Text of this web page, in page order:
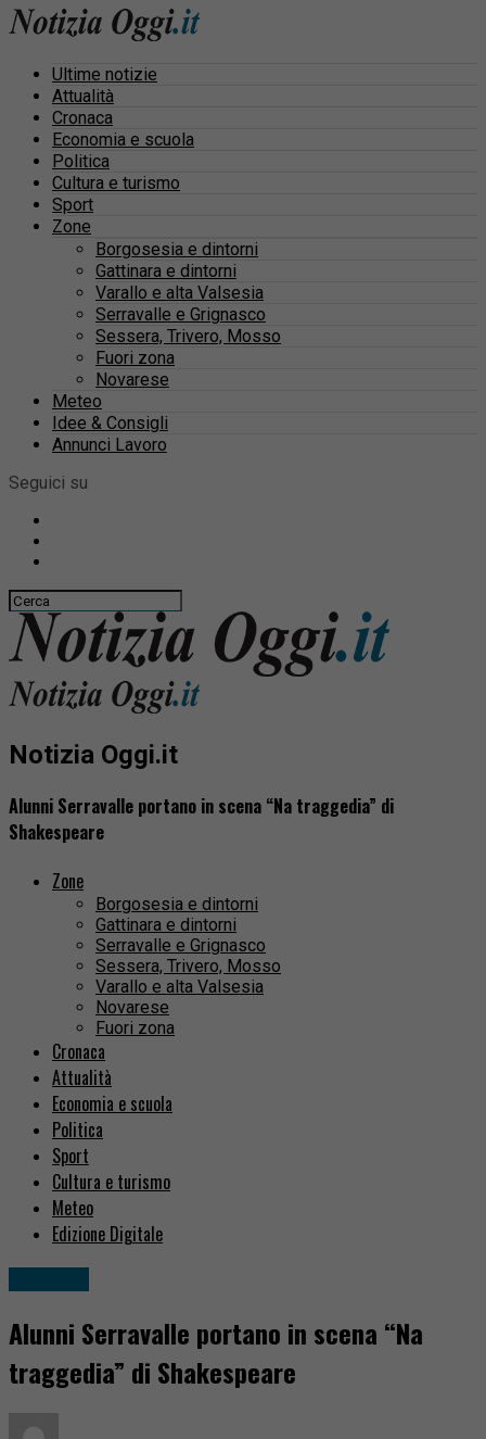
Ultime notizie
Attualità
Cronaca
Economia e scuola
Politica
Cultura e turismo
Sport
Zone
Borgosesia e dintorni
Gattinara e dintorni
Varallo e alta Valsesia
Serravalle e Grignasco
Sessera, Trivero, Mosso
Fuori zona
Novarese
Meteo
Idee & Consigli
Annunci Lavoro
Seguici su
Notizia Oggi.it
Alunni Serravalle portano in scena “Na traggedia” di
Shakespeare
Zone
Borgosesia e dintorni
Gattinara e dintorni
Serravalle e Grignasco
Sessera, Trivero, Mosso
Varallo e alta Valsesia
Novarese
Fuori zona
Cronaca
Attualità
Economia e scuola
Politica
Sport
Cultura e turismo
Meteo
Edizione Digitale
Alunni Serravalle portano in scena “Na
traggedia” di Shakespeare